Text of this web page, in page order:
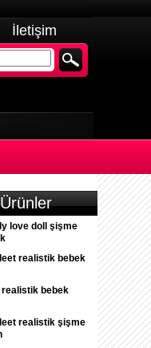
İletişim
love doll şişme
realistik bebek
realistik bebek
realistik şişme